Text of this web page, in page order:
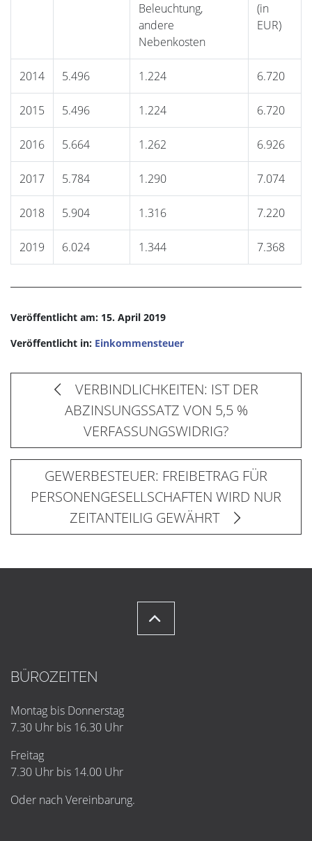
Beleuchtung,
andere
Nebenkosten
(in
EUR)
2014 5.496 1.224 6.720
2015 5.496 1.224 6.720
2016 5.664 1.262 6.926
2017 5.784 1.290 7.074
2018 5.904 1.316 7.220
2019 6.024 1.344 7.368
Veröffentlicht am: 15. April 2019
Veröffentlicht in: Einkommensteuer
VERBINDLICHKEITEN: IST DER
ABZINSUNGSSATZ VON 5,5 %
VERFASSUNGSWIDRIG?
GEWERBESTEUER: FREIBETRAG FÜR
PERSONENGESELLSCHAFTEN WIRD NUR
ZEITANTEILIG GEWÄHRT
BÜROZEITEN
Montag bis Donnerstag
7.30 Uhr bis 16.30 Uhr
Freitag
7.30 Uhr bis 14.00 Uhr
Oder nach Vereinbarung.